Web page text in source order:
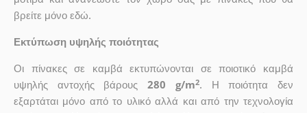
βρείτε μόνο εδώ.
Εκτύπωση υψηλής ποιότητας
Οι πίνακες σε καμβά εκτυπώνονται σε ποιοτικό καμβά
υψηλής αντοχής βάρους280 g/m2. Η ποιότητα δεν
εξαρτάται μόνο από το υλικό αλλά και από την τεχνολογία